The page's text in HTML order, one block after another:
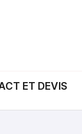
ET DEVIS